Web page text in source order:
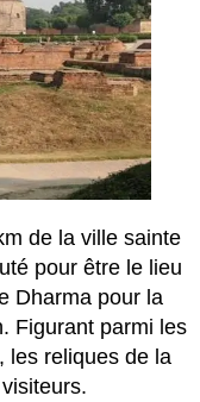
de la ville sainte
pour être le lieu
Dharma pour la
Figurant parmi les
les reliques de la